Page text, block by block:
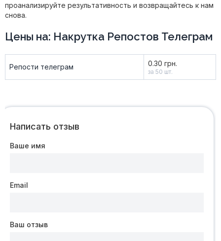
проанализируйте результативность и возвращайтесь к нам
снова.
Цены на: Накрутка Репостов Телеграм
Репости телеграм 0.30 грн.
за 50 шт.
Написать отзыв
Ваше имя
Email
Ваш отзыв